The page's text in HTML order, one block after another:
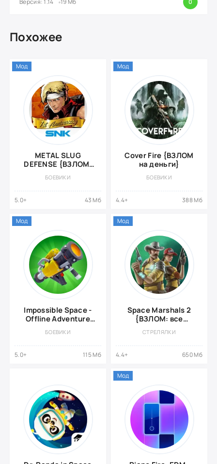
Версия: 1.14 19 Мб 0
Похожее
METAL SLUG
DEFENSE {ВЗЛОМ:
БОЕВИКИ
5.0+ 43 Мб
Мод
Cover Fire {ВЗЛОМ
на деньги}
БОЕВИКИ
4.4+ 388 Мб
Мод
Impossible Space -
Offline Adventure
бога}
БОЕВИКИ
5.0+ 115 Мб
Мод
Space Marshals 2
{ВЗЛОМ: все
СТРЕЛЯЛКИ
4.4+ 650 Мб
Мод
Мод